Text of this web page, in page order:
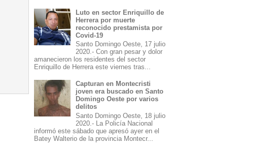
Luto en sector Enriquillo de
Herrera por muerte
reconocido prestamista por
Covid-19
Santo Domingo Oeste, 17 julio
2020.- Con gran pesar y dolor
amanecieron los residentes del sector
Enriquillo de Herrera este viernes tras...
Capturan en Montecristi
joven era buscado en Santo
Domingo Oeste por varios
delitos
Santo Domingo Oeste, 18 julio
2020.- La Policía Nacional
informó este sábado que apresó ayer en el
Batey Walterio de la provincia Montecr...